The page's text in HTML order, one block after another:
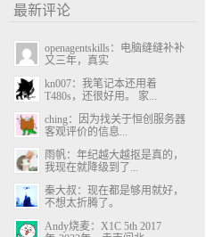
最新评论
openagentskills：电脑缝缝补补
又三年，真实
kn007：我笔记本还用着
T480s，还很好用。 家...
ching：因为找关于恒创服务器
客观评价的信息...
雨帆：年纪越大越抠是真的，
我现在就降级到了...
秦大叔：现在都是够用就好，
不想太折腾了。
Andy烧麦：X1C 5th 2017